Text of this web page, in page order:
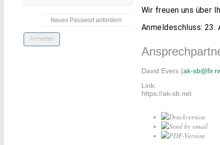
Neues Passwort anfordern
Wir freuen uns über
Anmeldeschluss: 23.
David Evers (ak-
Link:
https://ak-sb.net